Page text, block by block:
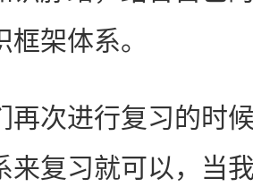
架体系。
次进行复习的时候
来复习就可以，当